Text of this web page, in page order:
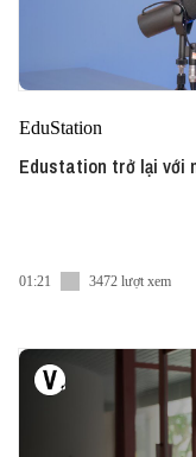
EduStation
Edustation trở lại với
01:21 3472 lượt xem